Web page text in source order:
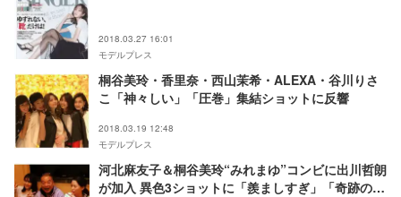
2018.03.27 16:01
モデルプレス
桐谷美玲・香里奈・西山茉希・ALEXA・谷川りさ
こ「神々しい」「圧巻」集結ショットに反響
2018.03.19 12:48
モデルプレス
河北麻友子＆桐谷美玲“みれまゆ”コンビに出川哲朗
が加入 異色3ショットに「羨ましすぎ」「奇跡の3